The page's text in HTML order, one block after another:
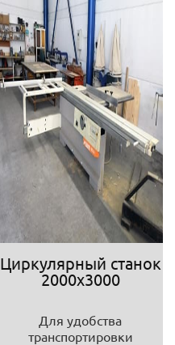
Циркулярный станок
2000х3000
Для удобства
транспортировки